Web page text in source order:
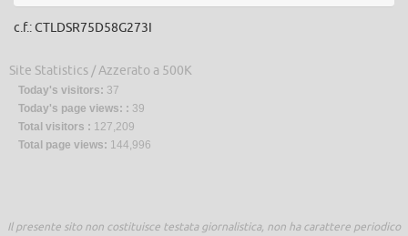
c.f.: CTLDSR75D58G273I
Site Statistics / Azzerato a 500K
Today's visitors: 37
Today's page views: : 39
Total visitors : 127,209
Total page views: 144,996
Il presente sito non costituisce testata giornalistica, non ha carattere periodico